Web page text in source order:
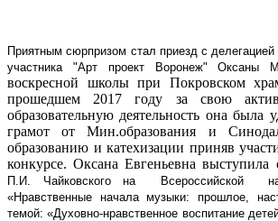
Приятным сюрпризом стал приезд с делегацией
участника "Арт проект Воронеж" Оксаны
воскресной школы при Покровском
прошедшем 2017 году за свою
образовательную деятельность она была
грамот от Мин.образования и
образованию и катехизации приняв
конкурсе. Оксана Евгеньевна выступила
П.И. Чайковского на Всероссийской
«Нравственные начала музыки: прошлое,
темой: «Духовно-нравственное воспитание